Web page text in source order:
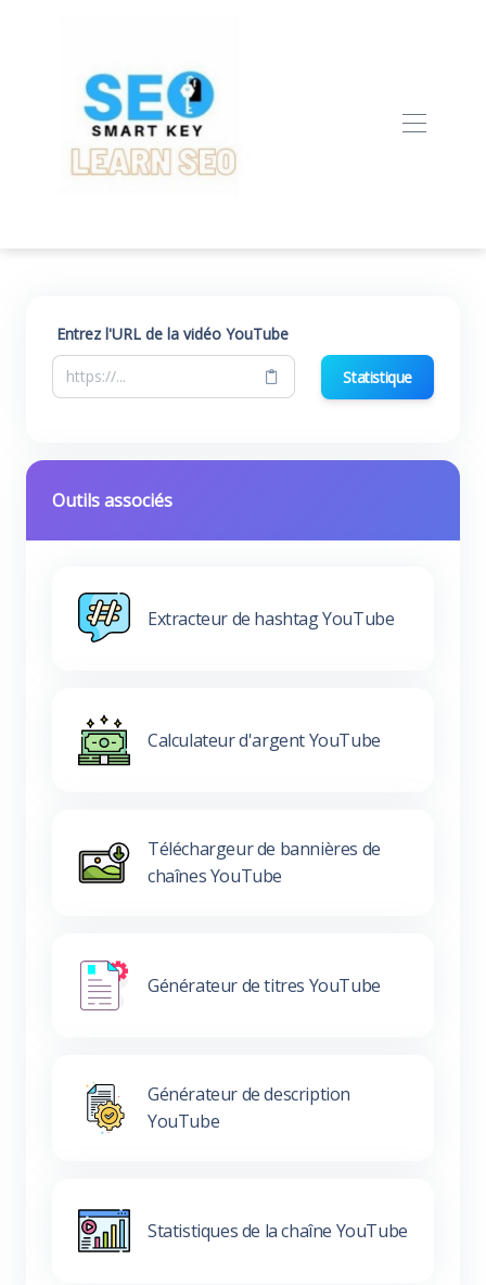
Entrez l'URL de la vidéo YouTube
Statistique
Outils associés
Extracteur de hashtag YouTube
Calculateur d'argent YouTube
Téléchargeur de bannières de
chaînes YouTube
Générateur de titres YouTube
Générateur de description
YouTube
Statistiques de la chaîne YouTube